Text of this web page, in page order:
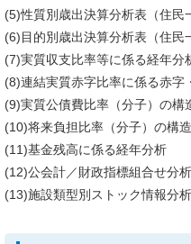
(5)性質別歳出決算分析表（住民
(6)目的別歳出決算分析表（住民
(7)実質収支比率等に係る経年分
(8)連結実質赤字比率に係る赤字
(9)実質公債費比率（分子）の構
(10)将来負担比率（分子）の構造
(11)基金残高に係る経年分析
(12)公会計／財政指標組合せ分
(13)施設類型別ストック情報分